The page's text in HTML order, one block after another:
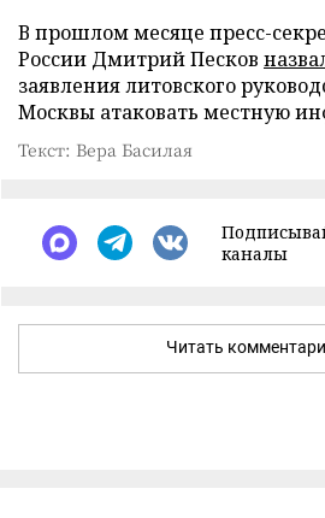
В прошлом месяце пресс-
России Дмитрий Песков
заявления литовского
Москвы атаковать местную
Текст: Вера Басилая
каналы
Читать